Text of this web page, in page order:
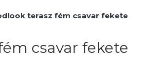
terasz fém csavar fekete
csavar fekete